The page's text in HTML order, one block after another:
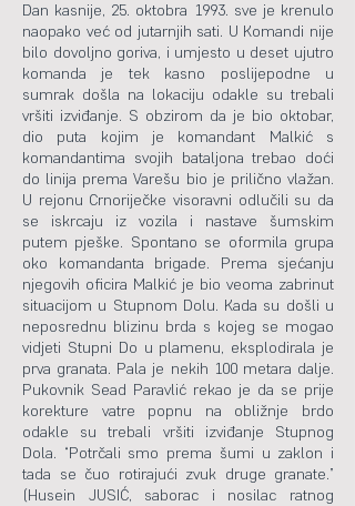
Dan kasnije, 25. oktobra 1993. sve je krenulo
naopako već od jutarnjih sati. U Komandi nije
bilo dovoljno goriva, i umjesto u deset ujutro
komanda je tek kasno poslijepodne u
sumrak došla na lokaciju odakle su trebali
vršiti izviđanje. S obzirom da je bio oktobar,
dio puta kojim je komandant Malkić s
komandantima svojih bataljona trebao doći
do linija prema Varešu bio je prilično vlažan.
U rejonu Crnoriječke visoravni odlučili su da
se iskrcaju iz vozila i nastave šumskim
putem pješke. Spontano se oformila grupa
oko komandanta brigade. Prema sjećanju
njegovih oficira Malkić je bio veoma zabrinut
situacijom u Stupnom Dolu. Kada su došli u
neposrednu blizinu brda s kojeg se mogao
vidjeti Stupni Do u plamenu, eksplodirala je
prva granata. Pala je nekih 100 metara dalje.
Pukovnik Sead Paravlić rekao je da se prije
korekture vatre popnu na obližnje brdo
odakle su trebali vršiti izviđanje Stupnog
Dola. “Potrčali smo prema šumi u zaklon i
tada se čuo rotirajući zvuk druge granate.”
(Husein JUSIĆ, saborac i nosilac ratnog